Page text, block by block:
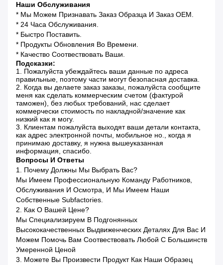
Наши Обслуживания
* Мы Можем Признавать Заказ Образца И Заказ OEM.
* 24 Часа Обслуживания.
* Быстро Поставить.
* Продукты Обновления Во Времени.
* Качество Соотвествовать Ваши.
Подсказки:
1. Пожалуйста убеждайтесь ваши данные по адреса
правильные, поэтому части могут безопасная доставка.
2. Когда вы делаете заказ заказы, пожалуйста сообщите
меня как сделать коммерческим счетом (фактурой
таможен), без любых требований, нас сделает
коммерчески стоимость по накладной/значение как
низкий как я могу.
3. Клиентам пожалуйста выходят ваши детали контакта,
как адрес электронной почты, мобильное но., когда я
принимаю доставку, я нужна вышеуказанная
информация, спасибо.
Вопросы И Ответы
1. Почему Должны Мы Выбрать Вас?
Мы Имеем Профессиональную Команду Работников,
Обслуживания И Осмотра, И Мы Имеем Наши
Собственные Subfactories.
2. Как О Вашей Цене?
Мы Специализируем В Подгонянных
Высококачественных Выдвиженческих Деталях Для Вас И
Можем Помочь Вам Соотвествовать Любой С Большинств
Умеренной Ценой
3. Можете Вы Произвести Продукт Как Наши Образец